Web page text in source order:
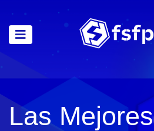
Las Mejores